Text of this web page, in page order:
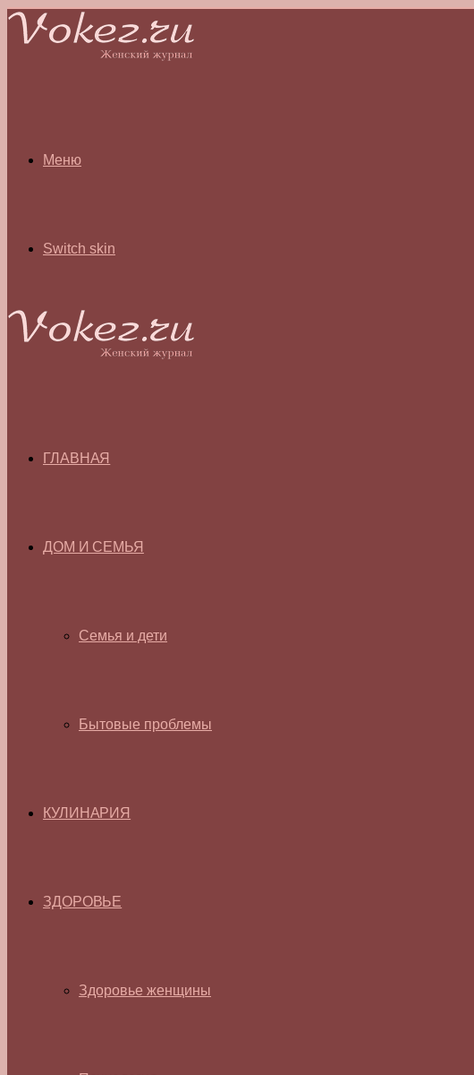
Меню
Switch skin
ГЛАВНАЯ
ДОМ И СЕМЬЯ
Семья и дети
Бытовые проблемы
КУЛИНАРИЯ
ЗДОРОВЬЕ
Здоровье женщины